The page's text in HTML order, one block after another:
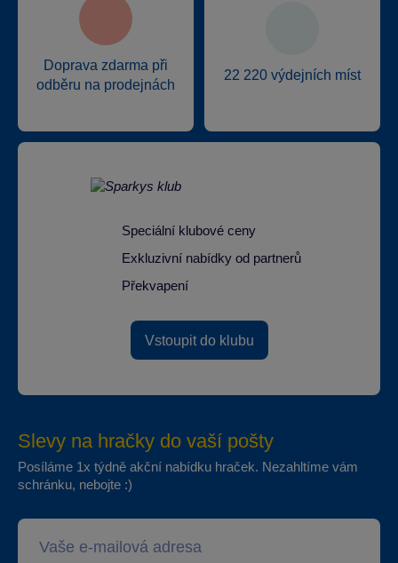
Doprava zdarma při
odběru na prodejnách
22 220 výdejních míst
Speciální klubové ceny
Exkluzivní nabídky od partnerů
Překvapení
Vstoupit do klubu
Slevy na hračky do vaší pošty
Posíláme 1x týdně akční nabídku hraček. Nezahltíme vám
schránku, nebojte :)